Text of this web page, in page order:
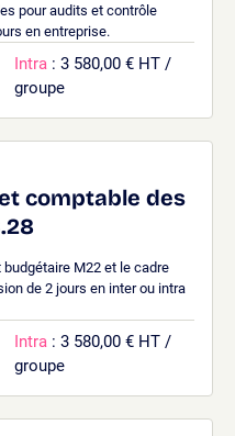
pour audits et contrôle
en entreprise.
Intra : 3 580,00 € HT /
groupe
comptable des
M22 et le cadre
de 2 jours en inter ou intra
Intra : 3 580,00 € HT /
groupe